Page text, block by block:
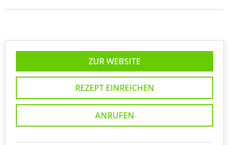
ZUR WEBSITE
REZEPT EINREICHEN
ANRUFEN